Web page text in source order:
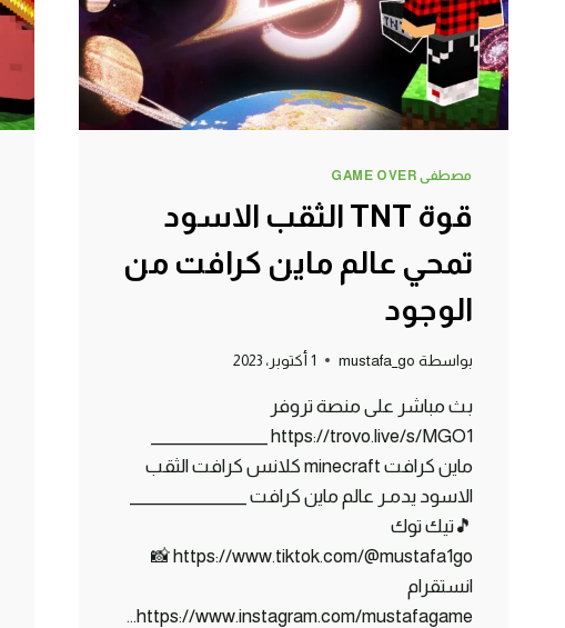
مصطفى GAME OVER
قوة TNT الثقب الاسود
تمحي عالم ماين كرافت من
الوجود
بواسطة mustafa_go 1 أكتوبر، 2023
بث مباشر على منصة تروفر
ماين كرافت minecraft كلانس كرافت الثقب
الاسود يدمـر عالم ماين كرافت _______________
🎵تيك توك
https://www.tiktok.com/@mustafa1go 📸
انستقرام
https://www.instagram.com/mustafagame…